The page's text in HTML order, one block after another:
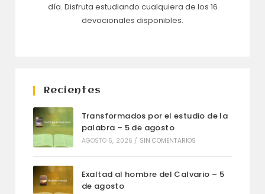
día. Disfruta estudiando cualquiera de los 16
devocionales disponibles.
Recientes
Transformados por el estudio de la
palabra – 5 de agosto
AGOSTO 5, 2026 / SIN COMENTARIOS
Exaltad al hombre del Calvario – 5
de agosto